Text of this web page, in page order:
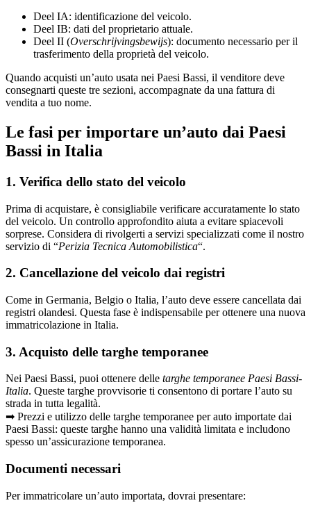
Deel IA: identificazione del veicolo.
Deel IB: dati del proprietario attuale.
Deel II (Overschrijvingsbewijs): documento necessario per il
trasferimento della proprietà del veicolo.
Quando acquisti un’auto usata nei Paesi Bassi, il venditore deve
consegnarti queste tre sezioni, accompagnate da una fattura di
vendita a tuo nome.
Le fasi per importare un’auto dai Paesi
Bassi in Italia
1. Verifica dello stato del veicolo
Prima di acquistare, è consigliabile verificare accuratamente lo stato
del veicolo. Un controllo approfondito aiuta a evitare spiacevoli
sorprese. Considera di rivolgerti a servizi specializzati come il nostro
servizio di “Perizia Tecnica Automobilistica“.
2. Cancellazione del veicolo dai registri
Come in Germania, Belgio o Italia, l’auto deve essere cancellata dai
registri olandesi. Questa fase è indispensabile per ottenere una nuova
immatricolazione in Italia.
3. Acquisto delle targhe temporanee
Nei Paesi Bassi, puoi ottenere delle targhe temporanee Paesi Bassi-
Italia. Queste targhe provvisorie ti consentono di portare l’auto su
strada in tutta legalità.
➡ Prezzi e utilizzo delle targhe temporanee per auto importate dai
Paesi Bassi: queste targhe hanno una validità limitata e includono
spesso un’assicurazione temporanea.
Documenti necessari
Per immatricolare un’auto importata, dovrai presentare: